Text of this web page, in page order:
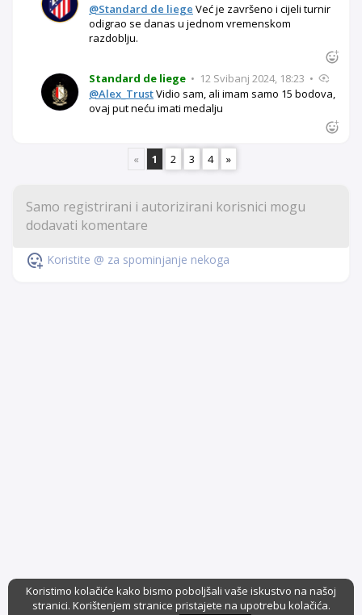
@Standard de liege Već je završeno i cijeli turnir
odigrao se danas u jednom vremenskom
razdoblju.
Standard de liege • 12 Svibanj 2024, 18:23 •
@Alex_TrustVidio sam, ali imam samo 15 bodova,
ovaj put neću imati medalju
« 1 2 3 4 »
Koristite @ za spominjanje nekoga
Koristimo kolačiće kako bismo poboljšali vaše iskustvo na našoj
stranici. Korištenjem stranice pristajete na upotrebu kolačića.